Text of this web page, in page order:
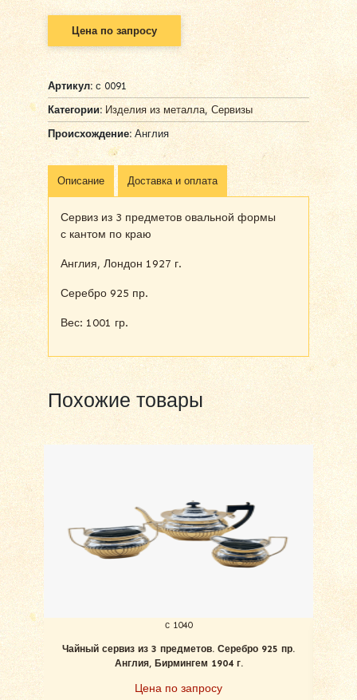
Цена по запросу
Артикул:с 0091
Категории: Изделия из металла,Сервизы
Происхождение:Англия
Описание Доставка и оплата
Сервиз из 3 предметов овальной формы
с кантом по краю
Англия, Лондон 1927 г.
Серебро 925 пр.
Вес: 1001 гр.
Похожие товары
с 1040
Чайный сервиз из 3 предметов. Серебро 925 пр.
Англия, Бирмингем 1904 г.
Цена по запросу